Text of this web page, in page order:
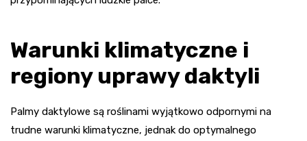
Warunki klimatyczne i
regiony uprawy daktyli
Palmy daktylowe są roślinami wyjątkowo odpornymi na
trudne warunki klimatyczne, jednak do optymalnego